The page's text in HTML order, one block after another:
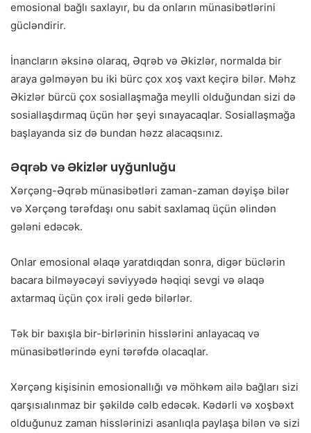
emosional bağlı saxlayır, bu da onların münasibətlərini
gücləndirir.
İnancların əksinə olaraq, Əqrəb və Əkizlər, normalda bir
araya gəlməyən bu iki bürc çox xoş vaxt keçirə bilər. Məhz
Əkizlər bürcü çox sosiallaşmağa meylli olduğundan sizi də
sosiallaşdırmaq üçün hər şeyi sınayacaqlar. Sosiallaşmağa
başlayanda siz də bundan həzz alacaqsınız.
Əqrəb və Əkizlər uyğunluğu
Xərçəng-Əqrəb münasibətləri zaman-zaman dəyişə bilər
və Xərçəng tərəfdaşı onu sabit saxlamaq üçün əlindən
gələni edəcək.
Onlar emosional əlaqə yaratdıqdan sonra, digər büclərin
bacara bilməyəcəyi səviyyədə həqiqi sevgi və əlaqə
axtarmaq üçün çox irəli gedə bilərlər.
Tək bir baxışla bir-birlərinin hisslərini anlayacaq və
münasibətlərində eyni tərəfdə olacaqlar.
Xərçəng kişisinin emosionallığı və möhkəm ailə bağları sizi
qarşısıalınmaz bir şəkildə cəlb edəcək. Kədərli və xoşbəxt
olduğunuz zaman hisslərinizi asanlıqla paylaşa bilən və sizi